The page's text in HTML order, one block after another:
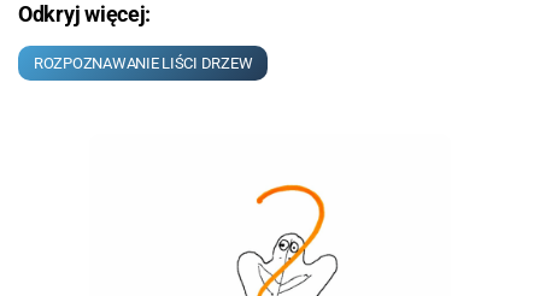
nawet po zmroku.
Odkryj więcej:
ROZPOZNAWANIE LIŚCI DRZEW